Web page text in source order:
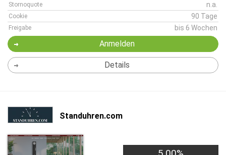
Stornoquote n.a.
Cookie 90 Tage
Freigabe bis 6 Wochen
Anmelden
Details
Standuhren.com